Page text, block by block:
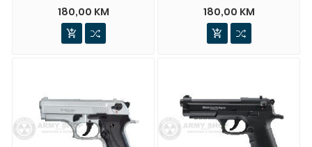
180,00 KM

180,00 KM
